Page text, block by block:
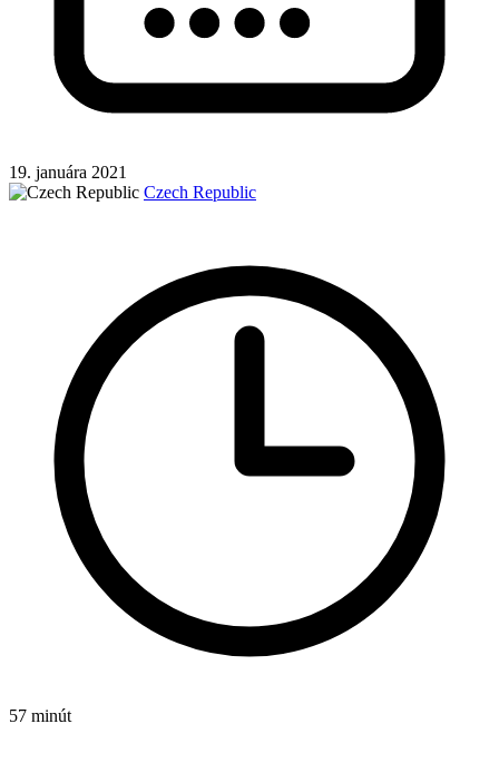
19. januára 2021
Czech Republic
57 minút